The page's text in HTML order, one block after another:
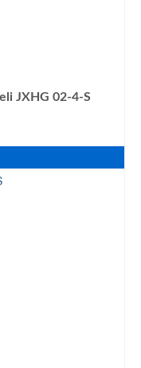
JXHG 02-4-S